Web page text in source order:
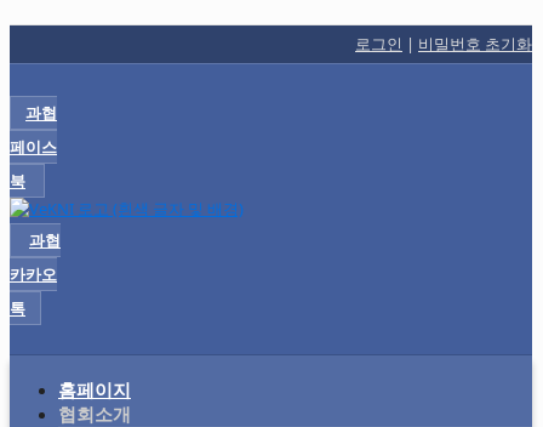
로그인 | 비밀번호 초기화
과협
페이스
북
과협
카카오
톡
홈페이지
협회소개